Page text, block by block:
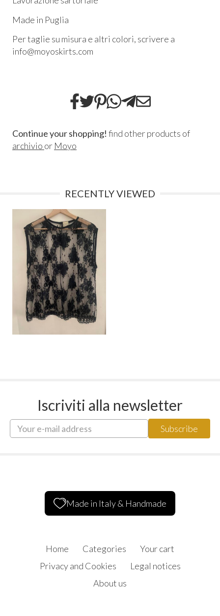
Made in Puglia
Per taglie su misura e altri colori, scrivere a
info@moyoskirts.com
Continue your shopping! find other products of
archivio or Moyo
RECENTLY VIEWED
Iscriviti alla newsletter
Made in Italy & Handmade
Home Categories
Your cart
Privacy and Cookies
Legal notices
About us